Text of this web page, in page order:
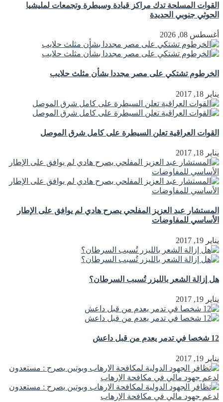
القوات المسلحة تدك مراكز قيادة وسيطرة وتجمعات لمليشيا
الحوثي جنوبي الحديدة
أغسطس 08, 2026
الخرطوم تشتكي على مصر مجددا بشأن مثلث حلايب
يناير 18, 2017
القوات العراقية تعلن السيطرة على كامل شرق الموصل
يناير 18, 2017
المستشار عبد العزيز المفلحي يصرح هادي لم يوافق على الإطار
الأساسي للمفاوضات
يناير 19, 2017
هل إزالة الشعر بالليزر تُسبب السرطان؟
يناير 19, 2017
12 شخصا في تدمر يعدم من قبل داعش
يناير 19, 2017